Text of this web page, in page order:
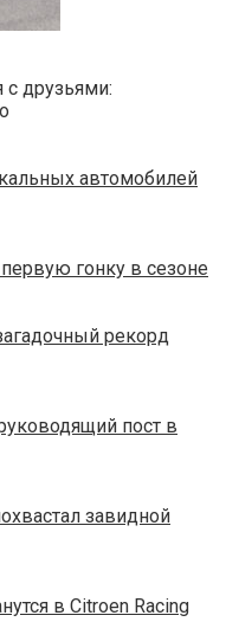
с друзьями:
автомобилей
гонку в сезоне
рекорд
пост в
завидной
в Citroen Racing